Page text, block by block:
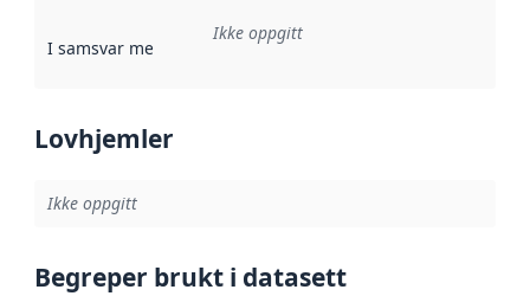
I samsvar med Referanse til en implementasjonsregel
Ikke oppgitt
Lovhjemler
Ikke oppgitt
Begreper brukt i datasett